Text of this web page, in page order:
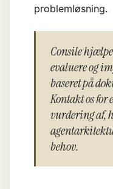
problemløsning.
Consile
evaluere og
baseret på
Kontakt os for
vurdering af,
behov.